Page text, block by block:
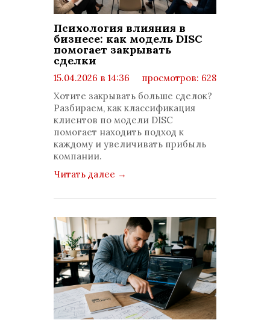
Психология влияния в
бизнесе: как модель DISC
помогает закрывать
сделки
15.04.2026 в 14:36
просмотров: 628
комментариев: 0
Хотите закрывать больше сделок?
Разбираем, как классификация
клиентов по модели DISC
помогает находить подход к
каждому и увеличивать прибыль
компании.
Читать далее →